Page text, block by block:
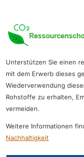
Unterstützen Sie einen
mit dem Erwerb dieses
Wiederverwendung
Rohstoffe zu erhalten,
vermeiden.
Weitere Informationen
Nachhaltigkeit